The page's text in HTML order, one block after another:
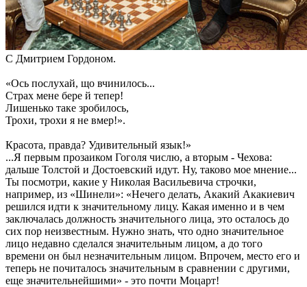
С Дмитрием Гордоном.
«Ось послухай, що вчинилось...
Страх мене бере й тепер!
Лишенько таке зробилось,
Трохи, трохи я не вмер!».
Красота, правда? Удивительный язык!»
...Я первым прозаиком Гоголя числю, а вторым - Чехова:
дальше Толстой и Достоевский идут. Ну, таково мое мнение...
Ты посмотри, какие у Николая Васильевича строчки,
например, из «Шинели»: «Нечего делать, Акакий Акакиевич
решился идти к значительному лицу. Какая именно и в чем
заключалась должность значительного лица, это осталось до
сих пор неизвестным. Нужно знать, что одно значительное
лицо недавно сделался значительным лицом, а до того
времени он был незначительным лицом. Впрочем, место его и
теперь не почиталось значительным в сравнении с другими,
еще значительнейшими» - это почти Моцарт!